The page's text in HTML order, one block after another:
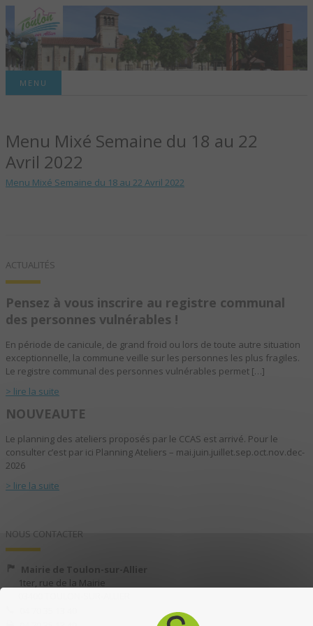
TOULON-SUR-
ALLIER – SITE
OFFICIEL DE LA
MENU
Menu Mixé Semaine du 18 au 22
Avril 2022
Menu Mixé Semaine du 18 au 22 Avril 2022
ACTUALITÉS
Pensez à vous inscrire au registre communal
des personnes vulnérables !
En période de canicule, de grand froid ou lors de toute autre situation
exceptionnelle, la commune veille sur les personnes les plus fragiles.
Le registre communal des personnes vulnérables permet […]
> lire la suite
NOUVEAUTE
Le planning des ateliers proposés par le CCAS est arrivé. Pour le
consulter c’est par ici Planning Ateliers – mai.juin.juillet.sep.oct.nov.dec-
2026
> lire la suite
NOUS CONTACTER
Mairie de Toulon-sur-Allier
1ter, rue de la Mairie